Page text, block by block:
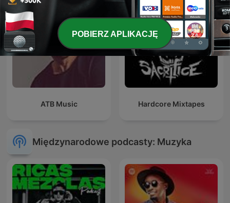
ATB Music Hardcore Mixtapes
Międzynarodowe podcasty: Muzyka
POBIERZ APLIKACJĘ